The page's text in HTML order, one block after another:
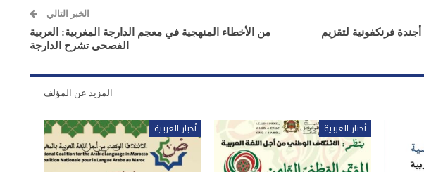
فرنكفونية لتقزيم
الخبر التالي
من الأخطاء المنهجية في معجم الدارجة المغربية: العربية
الفصحى تشرح الدارجة
المزيد عن المؤلف
أخبار العربية أخبار العربية